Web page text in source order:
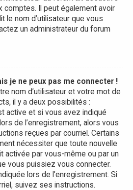
comptes. Il peut également avoir
le nom d’utilisateur que vous
un administrateur du forum
je ne peux pas me connecter !
nom d’utilisateur et votre mot de
il y a deux possibilités :
active et si vous avez indiqué
de l’enregistrement, alors vous
reçues par courriel. Certains
nécessiter que toute nouvelle
activée par vous-même ou par un
vous puissiez vous connecter.
lors de l’enregistrement. Si
suivez ses instructions.